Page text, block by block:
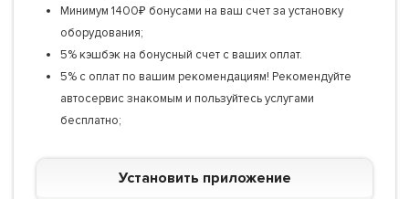
Минимум 1400₽ бонусами на ваш счет за установку
оборудования;
5% кэшбэк на бонусный счет с ваших оплат.
5% с оплат по вашим рекомендациям! Рекомендуйте
автосервис знакомым и пользуйтесь услугами
бесплатно;
Установить приложение